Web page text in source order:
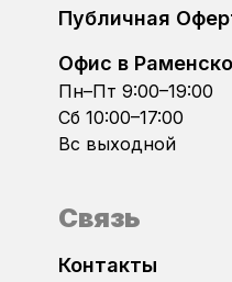
Datsun
Dodge
DongFeng
Bosch
Bosch ME7.1.x
Bosch ME7.5
Bosch ME7.5.10
Публичная
Офис в
Пн–Пт 9:00–19:00
Сб 10:00–17:00
Вс выходной
Связь
Контакты